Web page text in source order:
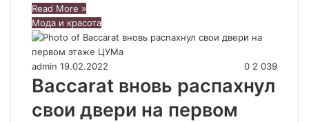
Read More »
Мода и красота
admin 19.02.2022 0 2 039
Baccarat вновь распахнул
свои двери на первом